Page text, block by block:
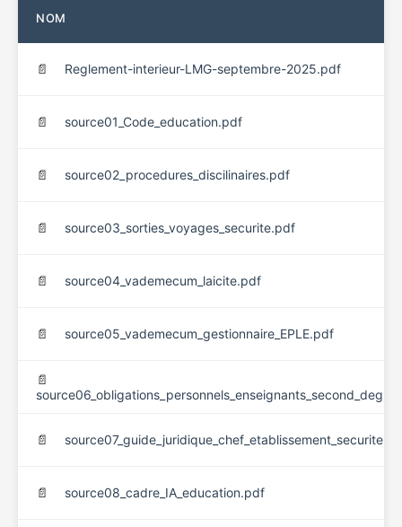
NOM
📄 Reglement-interieur-LMG-septembre-2025.pdf
📄 source01_Code_education.pdf
📄 source02_procedures_discilinaires.pdf
📄 source03_sorties_voyages_securite.pdf
📄 source04_vademecum_laicite.pdf
📄 source05_vademecum_gestionnaire_EPLE.pdf
📄
📄
📄 source08_cadre_IA_education.pdf